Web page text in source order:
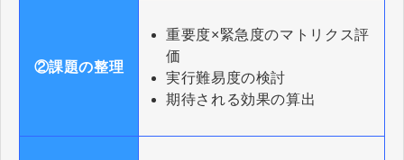
②課題の整理
重要度×緊急度のマトリクス評
価
実行難易度の検討
期待される効果の算出